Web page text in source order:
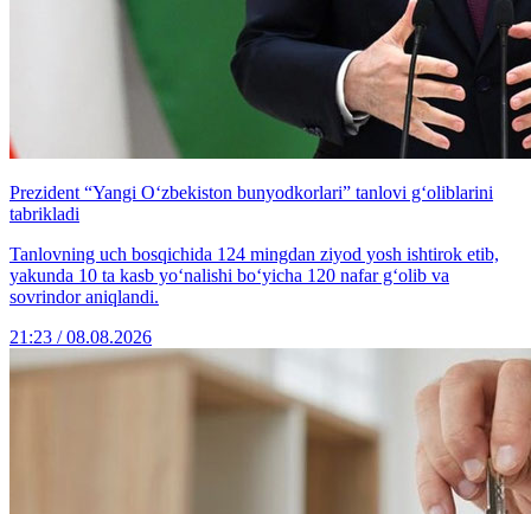
Prezident “Yangi O‘zbekiston bunyodkorlari” tanlovi g‘oliblarini
tabrikladi
Tanlovning uch bosqichida 124 mingdan ziyod yosh ishtirok etib,
yakunda 10 ta kasb yo‘nalishi bo‘yicha 120 nafar g‘olib va
sovrindor aniqlandi.
21:23 / 08.08.2026